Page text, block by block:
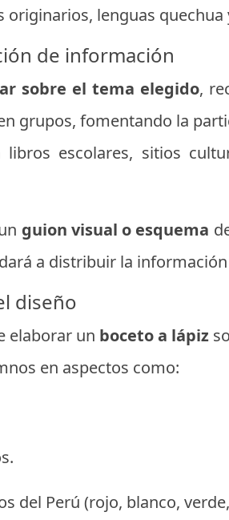
originarios, lenguas
de información
sobre el tema elegido,
grupos, fomentando la
libros escolares, sitios
guion visual o esquema
a distribuir la
diseño
elaborar un boceto a lápiz
en aspectos como:
del Perú (rojo, blanco,